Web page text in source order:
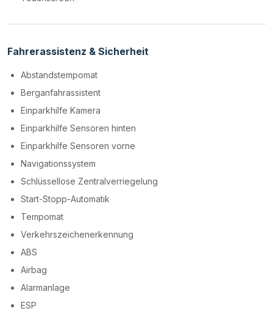
Fahrerassistenz & Sicherheit
Abstandstempomat
Berganfahrassistent
Einparkhilfe Kamera
Einparkhilfe Sensoren hinten
Einparkhilfe Sensoren vorne
Navigationssystem
Schlüssellose Zentralverriegelung
Start-Stopp-Automatik
Tempomat
Verkehrszeichenerkennung
ABS
Airbag
Alarmanlage
ESP